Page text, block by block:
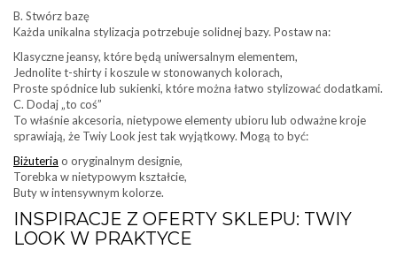
B. Stwórz bazę
Każda unikalna stylizacja potrzebuje solidnej bazy. Postaw na:
Klasyczne jeansy, które będą uniwersalnym elementem,
Jednolite t-shirty i koszule w stonowanych kolorach,
Proste spódnice lub sukienki, które można łatwo stylizować dodatkami.
C. Dodaj „to coś”
To właśnie akcesoria, nietypowe elementy ubioru lub odważne kroje
sprawiają, że Twiy Look jest tak wyjątkowy. Mogą to być:
Biżuteria o oryginalnym designie,
Torebka w nietypowym kształcie,
Buty w intensywnym kolorze.
INSPIRACJE Z OFERTY SKLEPU: TWIY
LOOK W PRAKTYCE